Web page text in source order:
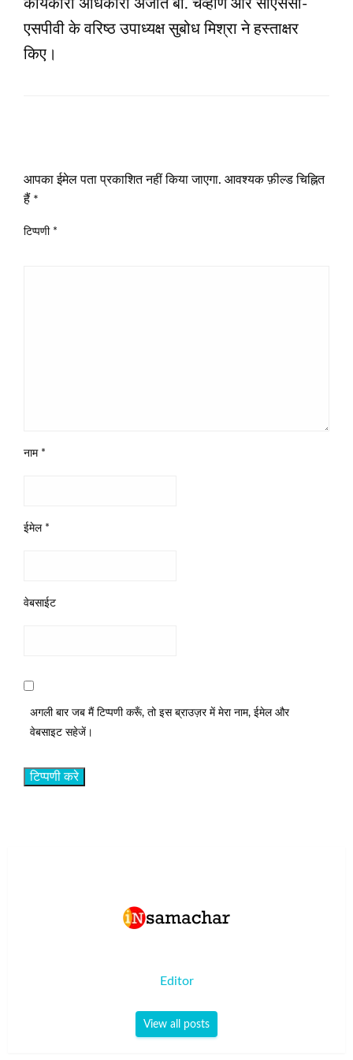
कार्यकारी अधिकारी अजीत बी. चव्हाण और सीएससी-
एसपीवी के वरिष्ठ उपाध्यक्ष सुबोध मिश्रा ने हस्ताक्षर
किए।
आपका ईमेल पता प्रकाशित नहीं किया जाएगा. आवश्यक फ़ील्ड चिह्नित
हैं *
टिप्पणी *
नाम *
ईमेल *
वेबसाईट
अगली बार जब मैं टिप्पणी करूँ, तो इस ब्राउज़र में मेरा नाम, ईमेल और
वेबसाइट सहेजें।
Editor
View all posts